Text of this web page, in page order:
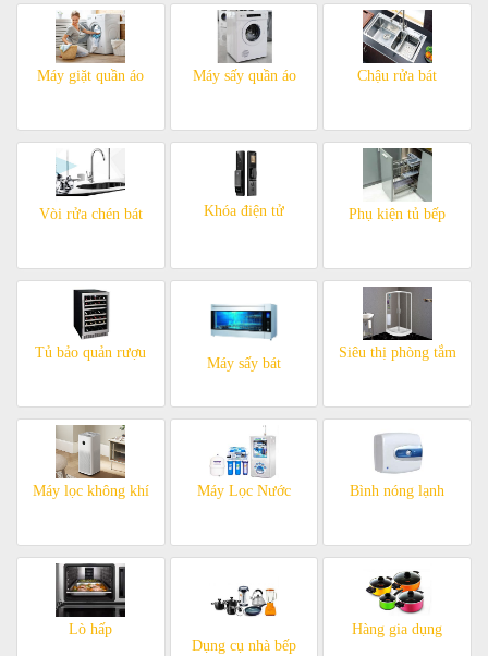
Máy giặt quần áo Máy sấy quần áo Chậu rửa bát
Vòi rửa chén bát Khóa điện tử Phụ kiện tủ bếp
Tủ bảo quản rượu
Máy sấy bát
Siêu thị phòng tắm
Máy lọc không khí Máy Lọc Nước Bình nóng lạnh
Lò hấp
Dụng cụ nhà bếp
Hàng gia dụng